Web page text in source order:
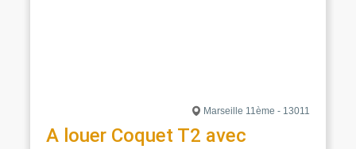
Marseille 11ème - 13011
A louer Coquet T2 avec